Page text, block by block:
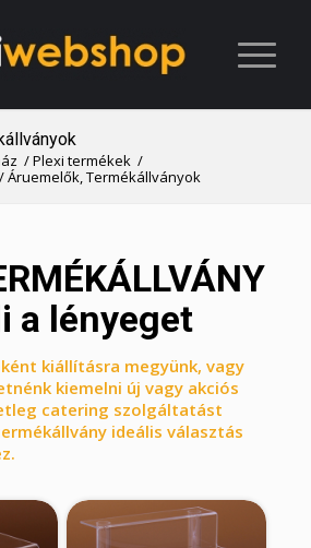
/Plexi termékek /
/Áruemelők, Termékállványok
a lényeget
kiállításra megyünk, vagy
kiemelni új vagy akciós
catering szolgáltatást
ideális választás